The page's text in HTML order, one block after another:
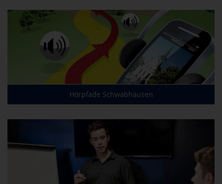
Hörpfade Schwabhausen